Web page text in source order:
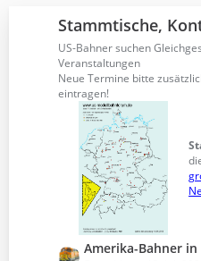
Stammtische,
US-Bahner suchen
Veranstaltungen
Neue Termine bitte
eintragen!
L
Amerika-Bahner in